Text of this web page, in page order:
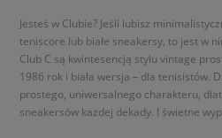
Jesteś w Clubie? Jeśli lubisz
teniscore lub białe sneakersy, to jest w
Club C są kwintesencją stylu vintage
1986 rok i biała wersja – dla tenisistów.
prostego, uniwersalnego charakteru,
sneakersów każdej dekady. I świetne